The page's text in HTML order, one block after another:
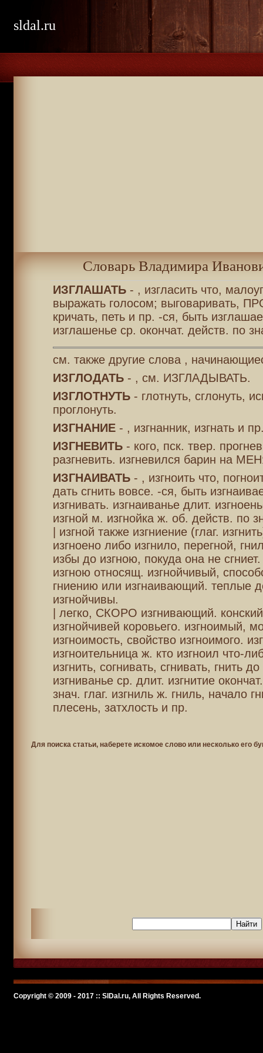
sldal.ru
Словарь Владимира
ИЗГЛАШАТЬ- , изгласить что,
выражать голосом; выговаривать,
кричать, петь и пр. -ся, быть
изглашенье ср. окончат. действ. по
см. также другие слова ,
ИЗГЛОДАТЬ- , см. ИЗГЛАДЫВАТЬ.
ИЗГЛОТНУТЬ- глотнуть, сглонуть,
проглонуть.
ИЗГНАНИЕ- , изгнанник, изгнать и
ИЗГНЕВИТЬ- кого, пск. твер.
разгневить. изгневился барин на
ИЗГНАИВАТЬ- , изгноить что,
дать сгнить вовсе. -ся, быть
изгнивать. изгнаиванье длит.
изгной м. изгнойка ж. об. действ. по
| изгной также изгниение (глаг.
изгноено либо изгнило, перегной,
избы до изгною, покуда она не
изгною относящ. изгнойчивый,
гниению или изгнаивающий. теплые
изгнойчивы.
| легко, СКОРО изгнивающий.
изгнойчивей коровьего. изгноимый,
изгноимость, свойство изгноимого.
изгноительница ж. кто изгноил что-
изгнить, согнивать, сгнивать, гнить
изгниванье ср. длит. изгнитие
знач. глаг. изгниль ж. гниль, начало
плесень, затхлость и пр.
Для поиска статьи, наберете искомое слово или несколько его
Copyright © 2009 - 2017 :: SlDal.ru, All Rights Reserved.